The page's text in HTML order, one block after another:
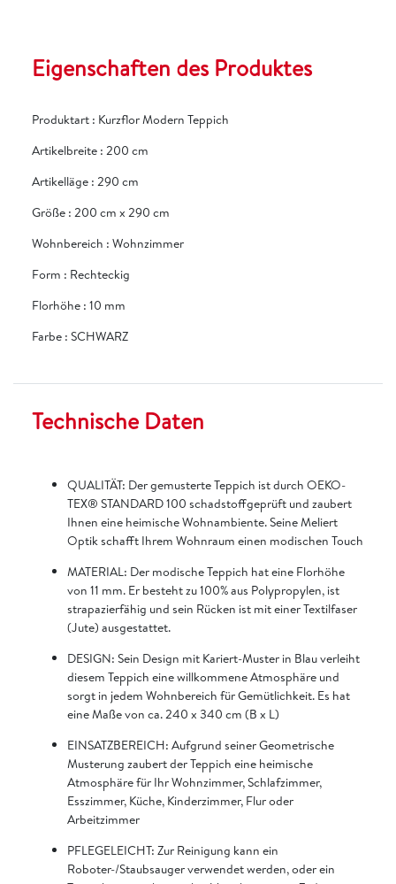
Eigenschaften des Produktes
Produktart : Kurzflor Modern Teppich
Artikelbreite : 200 cm
Artikelläge : 290 cm
Größe : 200 cm x 290 cm
Wohnbereich : Wohnzimmer
Form : Rechteckig
Florhöhe : 10 mm
Farbe : SCHWARZ
Technische Daten
QUALITÄT: Der gemusterte Teppich ist durch OEKO-
TEX® STANDARD 100 schadstoffgeprüft und zaubert
Ihnen eine heimische Wohnambiente. Seine Meliert
Optik schafft Ihrem Wohnraum einen modischen Touch
MATERIAL: Der modische Teppich hat eine Florhöhe
von 11 mm. Er besteht zu 100% aus Polypropylen, ist
strapazierfähig und sein Rücken ist mit einer Textilfaser
(Jute) ausgestattet.
DESIGN: Sein Design mit Kariert-Muster in Blau verleiht
diesem Teppich eine willkommene Atmosphäre und
sorgt in jedem Wohnbereich für Gemütlichkeit. Es hat
eine Maße von ca. 240 x 340 cm (B x L)
EINSATZBEREICH: Aufgrund seiner Geometrische
Musterung zaubert der Teppich eine heimische
Atmosphäre für Ihr Wohnzimmer, Schlafzimmer,
Esszimmer, Küche, Kinderzimmer, Flur oder
Arbeitzimmer
PFLEGELEICHT: Zur Reinigung kann ein
Roboter-/Staubsauger verwendet werden, oder ein